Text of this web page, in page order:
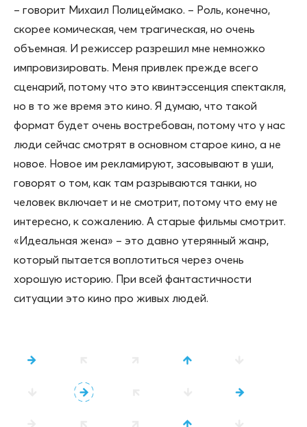
– говорит Михаил Полицеймако. – Роль, конечно,
скорее комическая, чем трагическая, но очень
объемная. И режиссер разрешил мне немножко
импровизировать. Меня привлек прежде всего
сценарий, потому что это квинтэссенция спектакля,
но в то же время это кино. Я думаю, что такой
формат будет очень востребован, потому что у нас
люди сейчас смотрят в основном старое кино, а не
новое. Новое им рекламируют, засовывают в уши,
говорят о том, как там разрываются танки, но
человек включает и не смотрит, потому что ему не
интересно, к сожалению. A старые фильмы смотрит.
«Идеальная жена» – это давно утерянный жанр,
который пытается воплотиться через очень
хорошую историю. При всей фантастичности
ситуации это кино про живых людей.